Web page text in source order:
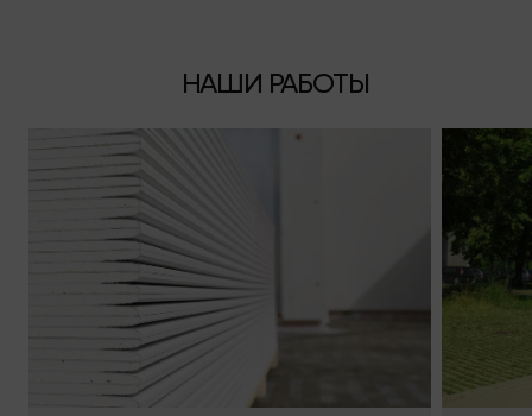
НАШИ РАБОТЫ